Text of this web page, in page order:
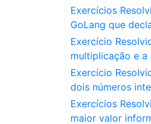
Exercícios
GoLang que
Exercício
multiplicação e a
Exercício
dois números
Exercícios
maior valor